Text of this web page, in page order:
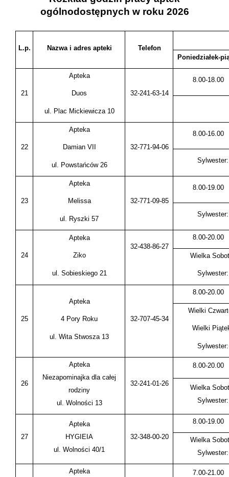
ogólnodostępnych w roku 2026
L.p. Nazwa i adres apteki
Telefon
Poniedziałek-
21
Apteka
Duos
ul. Plac Mickiewicza 10
32-241-63-14
8.00-18.00
22
Apteka
Damian VII
ul. Powstańców 26
32-771-94-06
8.00-16.00
23
Apteka
Melissa
ul. Ryszki 57
32-771-09-85
8.00-19.00
24
Apteka
Ziko
ul. Sobieskiego 21
32-438-86-27
8.00-20.00
Wielka
25
Apteka
4 Pory Roku
ul. Wita Stwosza 13
32-707-45-34
8.00-20.00
Wielki
Wielki
26
Apteka
Niezapominajka dla całej
rodziny
ul. Wolności 13
32-241-01-26
8.00-20.00
Wielka
27
Apteka
HYGIEIA
ul. Wolności 40/1
32-348-00-20
8.00-19.00
Wielka
Apteka
7.00-21.00